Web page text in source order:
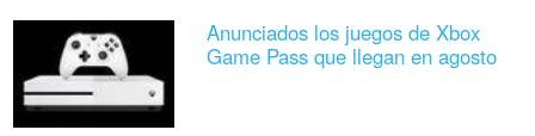
Anunciados los juegos de Xbox
Game Pass que llegan en agosto